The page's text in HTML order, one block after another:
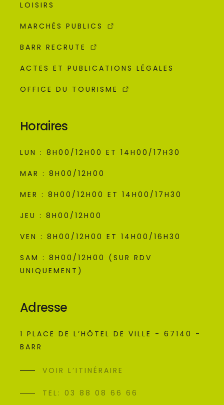
LOISIRS
MARCHÉS PUBLICS
BARR RECRUTE
ACTES ET PUBLICATIONS LÉGALES
OFFICE DU TOURISME
Horaires
LUN : 8H00/12H00 ET 14H00/17H30
MAR : 8H00/12H00
MER : 8H00/12H00 ET 14H00/17H30
JEU : 8H00/12H00
VEN : 8H00/12H00 ET 14H00/16H30
SAM : 8H00/12H00 (SUR RDV
UNIQUEMENT)
Adresse
1 PLACE DE L’HÔTEL DE VILLE - 67140 -
BARR
VOIR L’ITINÉRAIRE
TEL: 03 88 08 66 66